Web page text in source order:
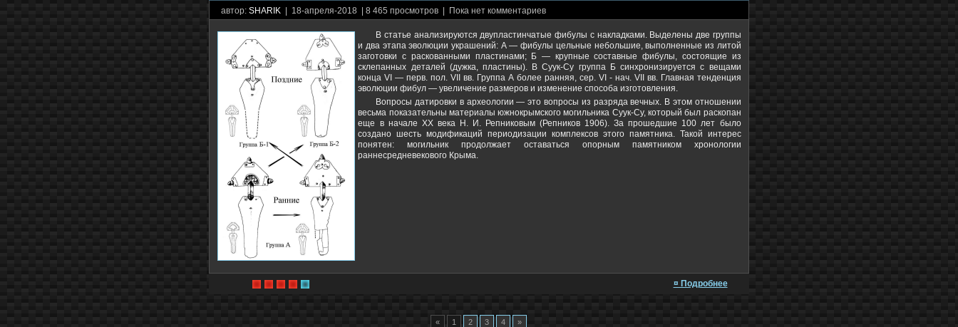
автор:SHARIK | 18-апреля-2018 | 8 465 просмотров | Пока нет комментариев
В статье анализируются двупластинчатые фибулы с накладками. Выделены две группы
и два этапа эволюции украшений: А — фибулы цельные небольшие, выполненные из литой
заготовки с раскованными пластинами; Б — крупные составные фибулы, состоящие из
склепанных деталей (дужка, пластины). В Суук-Су группа Б синхронизируется с вещами
конца VI — перв. пол. VII вв. Группа А более ранняя, сер. VI - нач. VII вв. Главная тенденция
эволюции фибул — увеличение размеров и изменение способа изготовления.
Вопросы датировки в археологии — это вопросы из разряда вечных. В этом отношении
весьма показательны материалы южнокрымского могильника Суук-Су, который был раскопан
еще в начале ХХ века Н. И. Репниковым (Репников 1906). За прошедшие 100 лет было
создано шесть модификаций периодизации комплексов этого памятника. Такой интерес
понятен: могильник продолжает оставаться опорным памятником хронологии
раннесредневекового Крыма.
¤ Подробнее
« 1 2 3 4 »